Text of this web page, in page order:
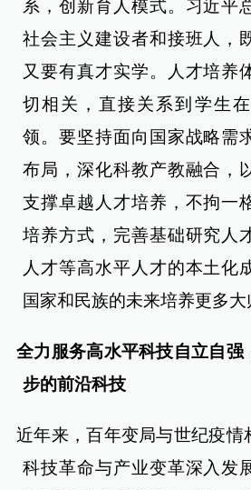
系，创新育人模式。习近平
社会主义建设者和接班人，
又要有真才实学。人才培养
切相关，直接关系到学生
领。要坚持面向国家战略需
布局，深化科教产教融合，
支撑卓越人才培养，不拘一
培养方式，完善基础研究人
人才等高水平人才的本土化
国家和民族的未来培养更多大
全力服务高水平科技自立自强
步的前沿科技
近年来，百年变局与世纪疫情
科技革命与产业变革深入发